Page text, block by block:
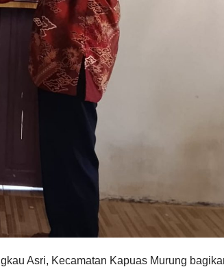
Asri, Kecamatan Kapuas Murung